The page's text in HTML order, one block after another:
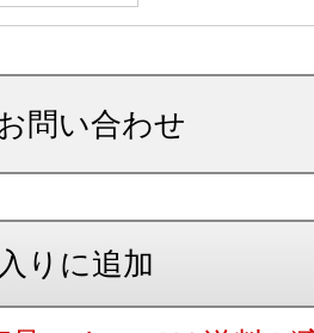
問い合わせ
りに追加